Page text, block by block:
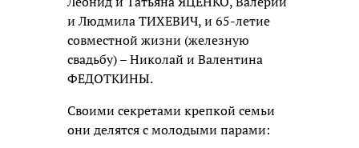
и Людмила ТИХЕВИЧ, и 65-летие
совместной жизни (железную
свадьбу) – Николай и Валентина
ФЕДОТКИНЫ.
Своими секретами крепкой семьи
они делятся с молодыми парами: